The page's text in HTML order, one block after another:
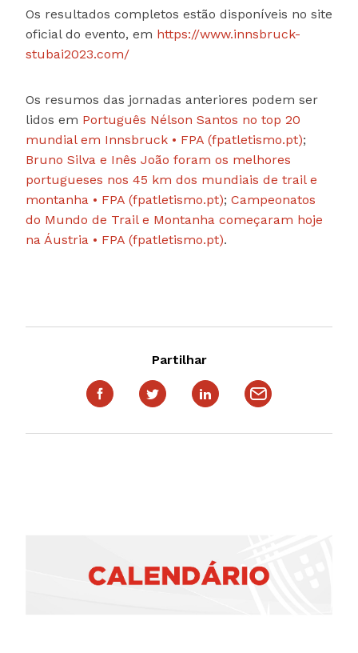
Os resultados completos estão disponíveis no site
oficial do evento, em https://www.innsbruck-
stubai2023.com/
Os resumos das jornadas anteriores podem ser
lidos em Português Nélson Santos no top 20
mundial em Innsbruck • FPA (fpatletismo.pt);
Bruno Silva e Inês João foram os melhores
portugueses nos 45 km dos mundiais de trail e
montanha • FPA (fpatletismo.pt); Campeonatos
do Mundo de Trail e Montanha começaram hoje
na Áustria • FPA (fpatletismo.pt).
Partilhar